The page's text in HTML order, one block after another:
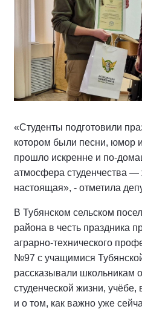
«Студенты подготовили
котором были песни, юмор
прошло искренне и по-
атмосфера студенчества —
настоящая», - отметила
В Тубянском сельском
района в честь праздника
аграрно-технического
№97 с учащимися
рассказывали школьникам
студенческой жизни, учёбе,
и о том, как важно уже